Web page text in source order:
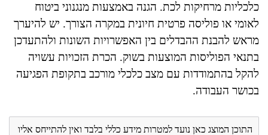
כלכליות מרחיקות לכת. הגנה באמצעות מנגנוני ביטוח
לאומי או פוליסה פרטית חיונית במקרה הצורך. יש להיערך
מראש להבנת ההבדלים בין האפשרויות השונות ולהתעדכן
בתנאי הפוליסות המוצעות בשוק. הכרת הזכויות עשויה
להקל בהתמודדות עם מצב כלכלי מורכב בתקופת הפגיעה
בכושר העבודה.
התוכן המוצג כאן נועד למטרות מידע כללי בלבד ואין להתייחס אליו